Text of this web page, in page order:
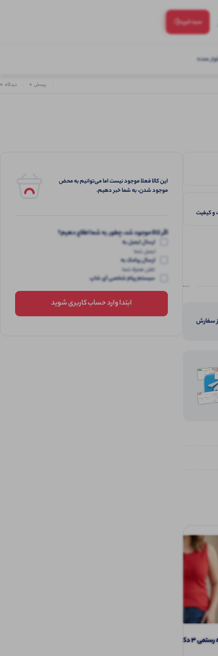
سبد‌خرید(:
عمده
پرسش 0 دیدگاه 0
کیفیت
سفارش
(پک 6 عددی)
این کالا فعلا موجود نیست اما می‌توانیم به محض
موجود شدن، به شما خبر دهیم.
اگر کالا موجود شد، چطور به شما اطلاع دهیم؟
ارسال ایمیل به
ایمیل شما
ارسال پیامک به
تلفن همراه شما
سیستم پیام شخصی آی شاپ
ابتدا وارد حساب کاربری شوید